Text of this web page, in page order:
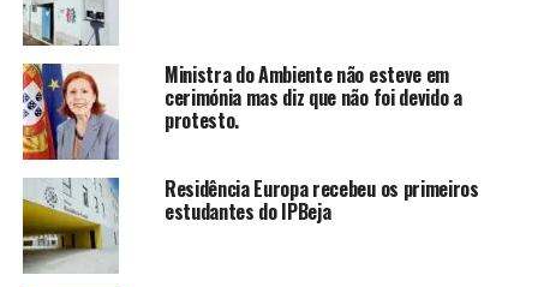
Ministra do Ambiente não esteve em
cerimónia mas diz que não foi devido a
protesto.
Residência Europa recebeu os primeiros
estudantes do IPBeja